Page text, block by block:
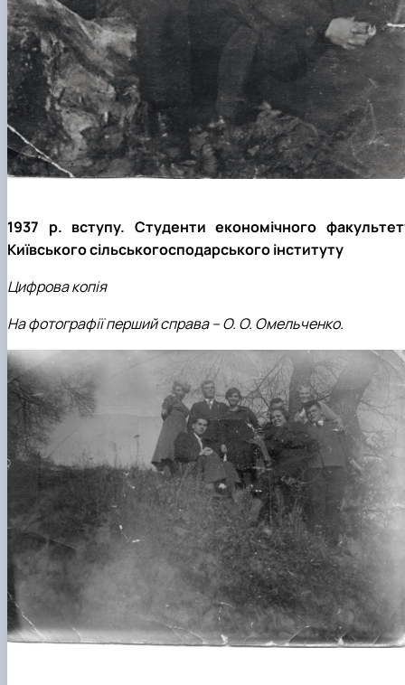
1937 р. вступу. Студенти економічного
Київського сільськогосподарського інституту
Цифрова копія
На фотографії перший справа – О. О. Омельченко.